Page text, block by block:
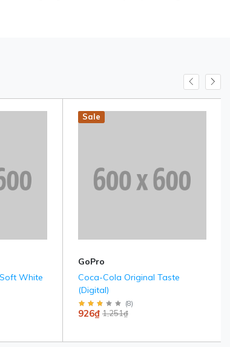
White
Sale
GoPro
Coca-Cola Original Taste
(Digital)
(8)
1,251₫
926₫